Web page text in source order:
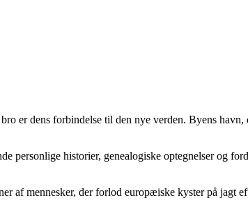
er dens forbindelse til den nye verden. Byens
personlige historier, genealogiske optegnelser og
af mennesker, der forlod europæiske kyster på jagt